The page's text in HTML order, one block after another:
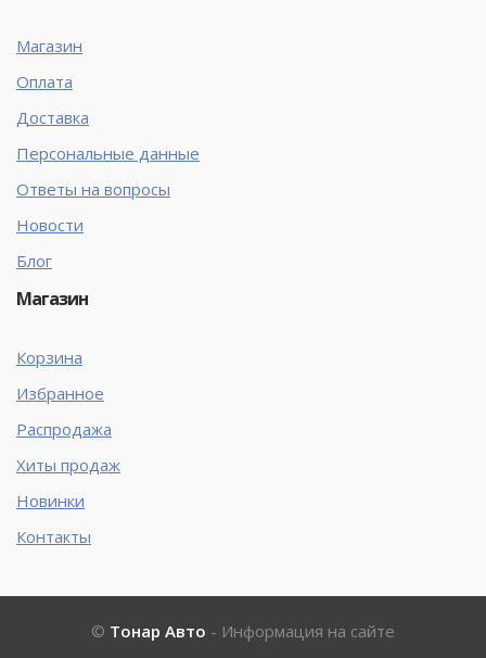
Магазин
Оплата
Доставка
Персональные данные
Ответы на вопросы
Новости
Блог
Магазин
Корзина
Избранное
Распродажа
Хиты продаж
Новинки
Контакты
© Тонар Авто - Информация на сайте